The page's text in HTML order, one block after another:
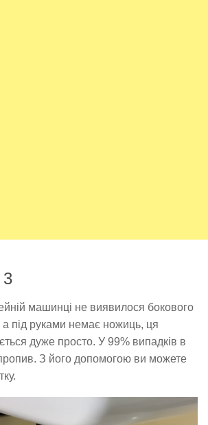
машинці не виявилося бокового
а під руками немає ножиць, ця
дуже просто. У 99% випадків в
З його допомогою ви можете